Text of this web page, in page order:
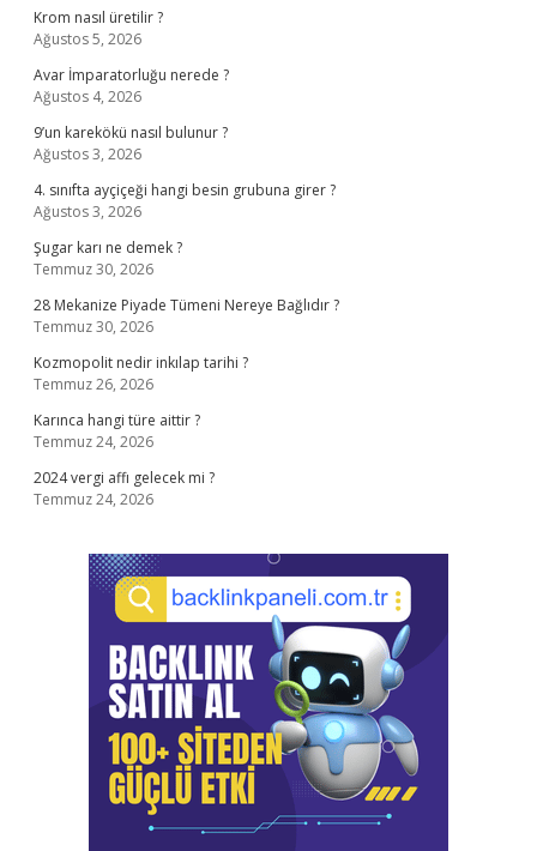
Krom nasıl üretilir ?
Ağustos 5, 2026
Avar İmparatorluğu nerede ?
Ağustos 4, 2026
9’un karekökü nasıl bulunur ?
Ağustos 3, 2026
4. sınıfta ayçiçeği hangi besin grubuna girer ?
Ağustos 3, 2026
Şugar karı ne demek ?
Temmuz 30, 2026
28 Mekanize Piyade Tümeni Nereye Bağlıdır ?
Temmuz 30, 2026
Kozmopolit nedir inkılap tarihi ?
Temmuz 26, 2026
Karınca hangi türe aittir ?
Temmuz 24, 2026
2024 vergi affı gelecek mi ?
Temmuz 24, 2026